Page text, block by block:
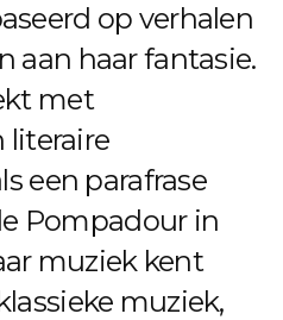
op verhalen
aan haar fantasie.
met
literaire
een parafrase
Pompadour in
muziek kent
muziek,